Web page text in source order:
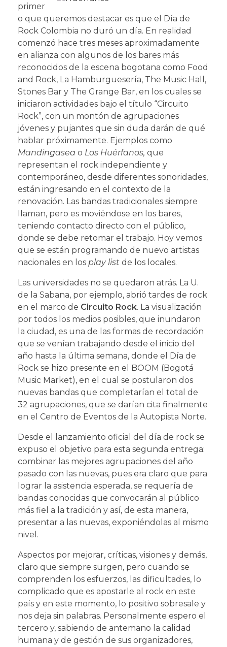
primer
o que queremos destacar es que el Día de
Rock Colombia no duró un día. En realidad
comenzó hace tres meses aproximadamente
en alianza con algunos de los bares más
reconocidos de la escena bogotana como Food
and Rock, La Hamburguesería, The Music Hall,
Stones Bar y The Grange Bar, en los cuales se
iniciaron actividades bajo el título “Circuito
Rock”, con un montón de agrupaciones
jóvenes y pujantes que sin duda darán de qué
hablar próximamente. Ejemplos como
Mandingasea o Los Huérfanos, que
representan el rock independiente y
contemporáneo, desde diferentes sonoridades,
están ingresando en el contexto de la
renovación. Las bandas tradicionales siempre
llaman, pero es moviéndose en los bares,
teniendo contacto directo con el público,
donde se debe retomar el trabajo. Hoy vemos
que se están programando de nuevo artistas
nacionales en los play list de los locales.
Las universidades no se quedaron atrás. La U.
de la Sabana, por ejemplo, abrió tardes de rock
en el marco de Circuito Rock. La visualización
por todos los medios posibles, que inundaron
la ciudad, es una de las formas de recordación
que se venían trabajando desde el inicio del
año hasta la última semana, donde el Día de
Rock se hizo presente en el BOOM (Bogotá
Music Market), en el cual se postularon dos
nuevas bandas que completarían el total de
32 agrupaciones, que se darían cita finalmente
en el Centro de Eventos de la Autopista Norte.
Desde el lanzamiento oficial del día de rock se
expuso el objetivo para esta segunda entrega:
combinar las mejores agrupaciones del año
pasado con las nuevas, pues era claro que para
lograr la asistencia esperada, se requería de
bandas conocidas que convocarán al público
más fiel a la tradición y así, de esta manera,
presentar a las nuevas, exponiéndolas al mismo
nivel.
Aspectos por mejorar, críticas, visiones y demás,
claro que siempre surgen, pero cuando se
comprenden los esfuerzos, las dificultades, lo
complicado que es apostarle al rock en este
país y en este momento, lo positivo sobresale y
nos deja sin palabras. Personalmente espero el
tercero y, sabiendo de antemano la calidad
humana y de gestión de sus organizadores,